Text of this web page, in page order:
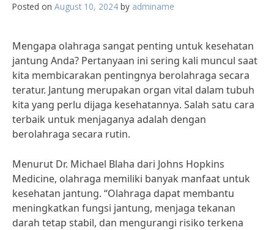
Posted on August 10, 2024 by adminame
Mengapa olahraga sangat penting untuk kesehatan
jantung Anda? Pertanyaan ini sering kali muncul saat
kita membicarakan pentingnya berolahraga secara
teratur. Jantung merupakan organ vital dalam tubuh
kita yang perlu dijaga kesehatannya. Salah satu cara
terbaik untuk menjaganya adalah dengan
berolahraga secara rutin.
Menurut Dr. Michael Blaha dari Johns Hopkins
Medicine, olahraga memiliki banyak manfaat untuk
kesehatan jantung. “Olahraga dapat membantu
meningkatkan fungsi jantung, menjaga tekanan
darah tetap stabil, dan mengurangi risiko terkena